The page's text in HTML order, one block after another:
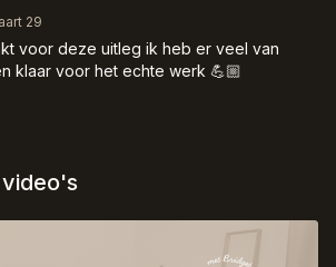
29
voor deze uitleg ik heb er veel van
klaar voor het echte werk 💪🏼